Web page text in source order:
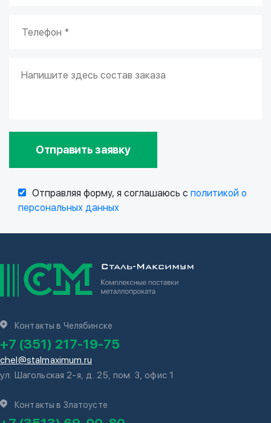
Отправить заявку
Отправляя форму, я соглашаюсь с политикой о
персональных данных
Контакты в Челябинске
+7 (351) 217-19-75
chel@stalmaximum.ru
ул. Шагольская 2-я, д. 25, пом. 3, офис 1
Контакты в Златоусте